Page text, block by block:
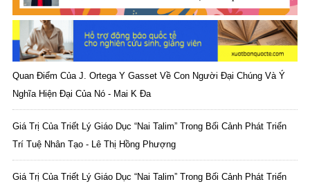
Quan Điểm Của J. Ortega Y Gasset Về Con Người Đại Chúng Và Ý
Nghĩa Hiện Đại Của Nó - Mai K Đa
Giá Trị Của Triết Lý Giáo Dục “Nai Talim” Trong Bối Cảnh Phát Triển
Trí Tuệ Nhân Tạo - Lê Thị Hồng Phượng
Giá Trị Của Triết Lý Giáo Dục “Nai Talim” Trong Bối Cảnh Phát Triển